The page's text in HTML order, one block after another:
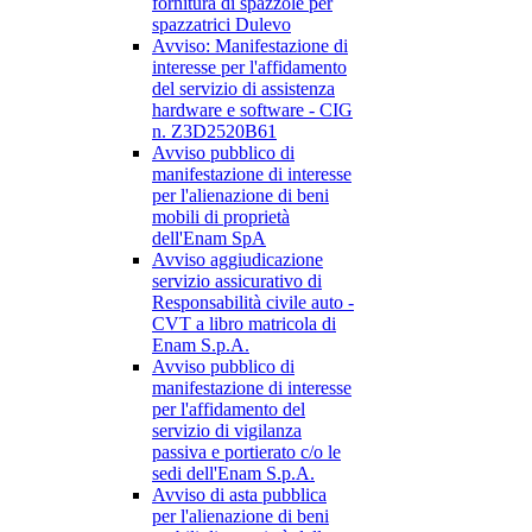
spazzatrici Dulevo
Avviso: Manifestazione di
interesse per l'affidamento
del servizio di assistenza
hardware e software - CIG
n. Z3D2520B61
Avviso pubblico di
manifestazione di interesse
per l'alienazione di beni
mobili di proprietà
dell'Enam SpA
Avviso aggiudicazione
servizio assicurativo di
Responsabilità civile auto -
CVT a libro matricola di
Enam S.p.A.
Avviso pubblico di
manifestazione di interesse
per l'affidamento del
servizio di vigilanza
passiva e portierato c/o le
sedi dell'Enam S.p.A.
Avviso di asta pubblica
per l'alienazione di beni